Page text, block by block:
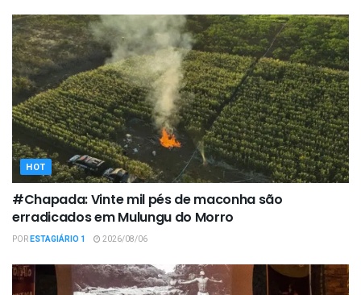
HOT
#Chapada: Vinte mil pés de maconha são
erradicados em Mulungu do Morro
PORESTAGIÁRIO 1 2026/08/06